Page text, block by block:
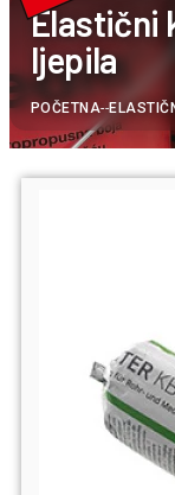
Elastični
ljepila
POČETNA--